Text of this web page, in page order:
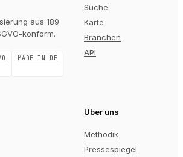
aus 189
konform.
MADE IN DE
Suche
Karte
Branchen
API
Über uns
Methodik
Pressespiegel